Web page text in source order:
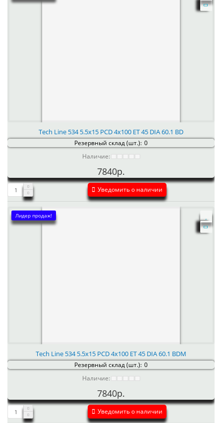
Tech Line 534 5.5x15 PCD 4x100 ET 45 DIA 60.1 BD
Резервный склад (шт.): 0
Наличие:
7840р.
Уведомить о наличии
Лидер продаж!
Tech Line 534 5.5x15 PCD 4x100 ET 45 DIA 60.1 BDM
Резервный склад (шт.): 0
Наличие:
7840р.
Уведомить о наличии